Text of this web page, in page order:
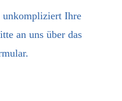
unkompliziert Ihre
an uns über das